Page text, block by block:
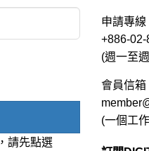
請先點選
申請專線
+886-02-
(週一至
會員信箱
(一個工